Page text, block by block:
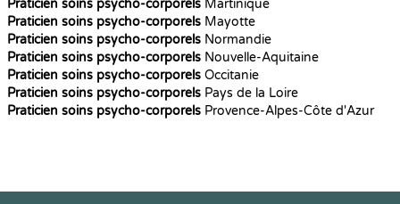
Praticien soins psycho-corporels Martinique
Praticien soins psycho-corporels Mayotte
Praticien soins psycho-corporels Normandie
Praticien soins psycho-corporels Nouvelle-Aquitaine
Praticien soins psycho-corporels Occitanie
Praticien soins psycho-corporels Pays de la Loire
Praticien soins psycho-corporels Provence-Alpes-Côte d'Azur